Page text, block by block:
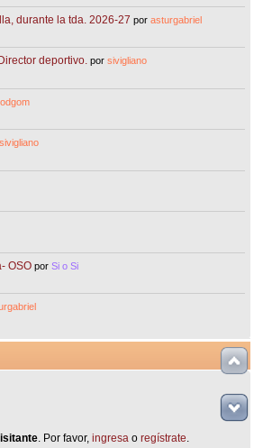
durante la tda. 2026-27 porasturgabriel
deportivo. porsivigliano
sivigliano
OSO porSi o Si
. Por favor, ingresao regístrate.